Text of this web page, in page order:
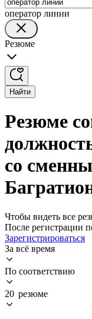
оператор линии
Резюме
Найти
Резюме
со
Чтобы видеть все
После регистрации
Зарегистрироваться
За всё время
По соответствию
20 резюме